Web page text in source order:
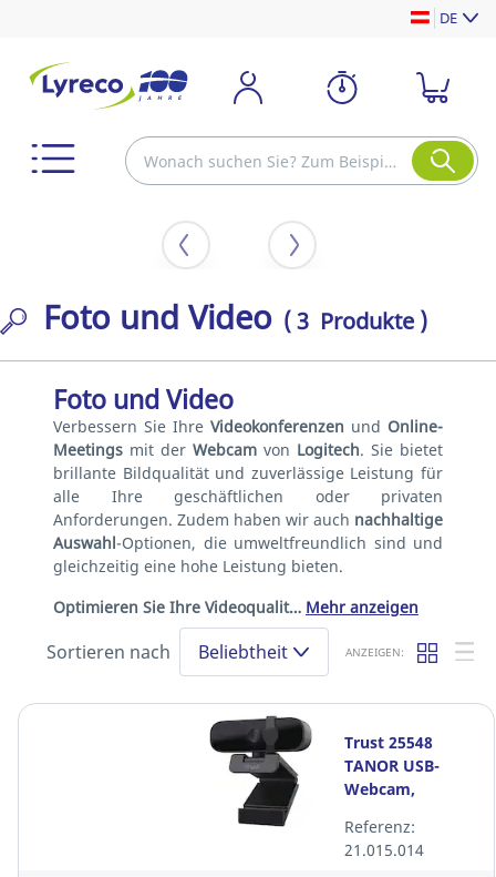
DE
Foto und Video ( 3 Produkte )
Foto und Video
Verbessern Sie Ihre Videokonferenzen und Online-
Meetings mit der Webcam von Logitech. Sie bietet
brillante Bildqualität und zuverlässige Leistung für
alle Ihre geschäftlichen oder privaten
Anforderungen. Zudem haben wir auch nachhaltige
Auswahl-Optionen, die umweltfreundlich sind und
gleichzeitig eine hohe Leistung bieten.
Optimieren Sie Ihre Videoqualit… Mehr anzeigen
Sortieren nach Beliebtheit ANZEIGEN:
Trust 25548
TANOR USB-
Webcam,
Referenz:
21.015.014